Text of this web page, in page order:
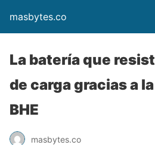
masbytes.co
La batería que
de carga gracias a
BHE
masbytes.co